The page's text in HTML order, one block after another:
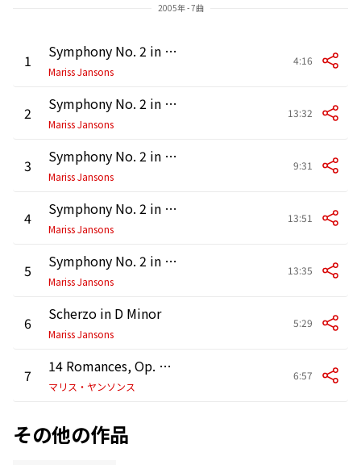
2005年 - 7曲
1 Symphony No. 2 in E Minor, Op. 27: I. (a) Largo -
Mariss Jansons
4:16
2 Symphony No. 2 in E Minor, Op. 27: I. (b) Allegro moderato
Mariss Jansons
13:32
3 Symphony No. 2 in E Minor, Op. 27: II. Allegro molto
Mariss Jansons
9:31
4 Symphony No. 2 in E Minor, Op. 27: III. Adagio
Mariss Jansons
13:51
5 Symphony No. 2 in E Minor, Op. 27: IV. Allegro vivace
Mariss Jansons
13:35
6 Scherzo in D Minor
Mariss Jansons
5:29
7 14 Romances, Op. 34: No. 14 Vocalise
マリス・ヤンソンス
6:57
その他の作品